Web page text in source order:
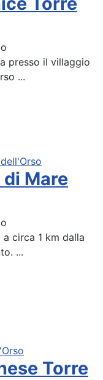
presso il villaggio
...
Mare
circa 1 km dalla
...
Torre